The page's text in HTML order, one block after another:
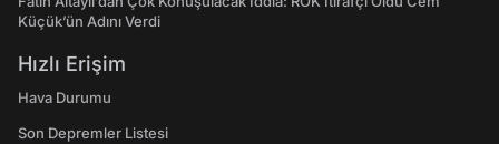
Küçük’ün Adını Verdi
Hızlı Erişim
Hava Durumu
Son Depremler Listesi